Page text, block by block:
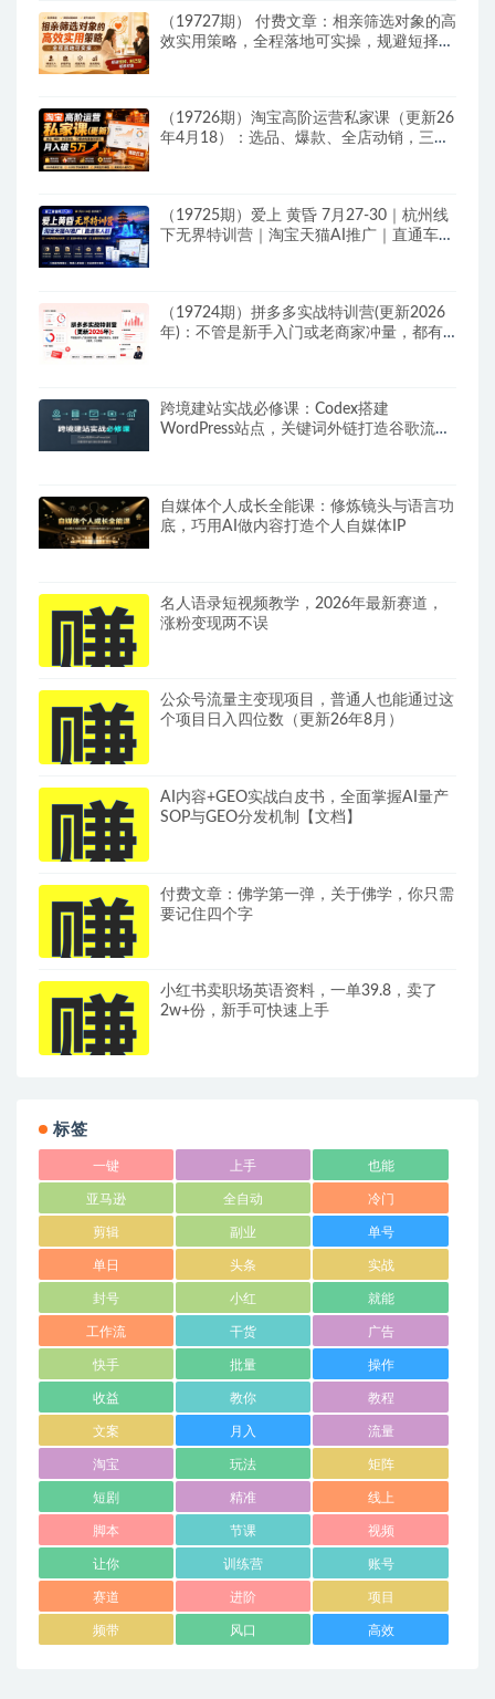
（19727期） 付费文章：相亲筛选对象的高
效实用策略，全程落地可实操，规避短择、
（19726期）淘宝高阶运营私家课（更新26
年4月18）：选品、爆款、全店动销，三模
（19725期）爱上 黄昏 7月27-30｜杭州线
下无界特训营｜淘宝天猫AI推广｜直通车人
（19724期）拼多多实战特训营(更新2026
年)：不管是新手入门或老商家冲量，都有
跨境建站实战必修课：Codex搭建
WordPress站点，关键词外链打造谷歌流量
自媒体个人成长全能课：修炼镜头与语言功
底，巧用AI做内容打造个人自媒体IP
名人语录短视频教学，2026年最新赛道，
涨粉变现两不误
公众号流量主变现项目，普通人也能通过这
个项目日入四位数（更新26年8月）
AI内容+GEO实战白皮书，全面掌握AI量产
SOP与GEO分发机制【文档】
付费文章：佛学第一弹，关于佛学，你只需
要记住四个字
小红书卖职场英语资料，一单39.8，卖了
2w+份，新手可快速上手
标签
一键 上手 也能
亚马逊 全自动 冷门
剪辑 副业 单号
单日 头条 实战
封号 小红 就能
工作流 干货 广告
快手 批量 操作
收益 教你 教程
文案 月入 流量
淘宝 玩法 矩阵
短剧 精准 线上
脚本 节课 视频
让你 训练营 账号
赛道 进阶 项目
频带 风口 高效